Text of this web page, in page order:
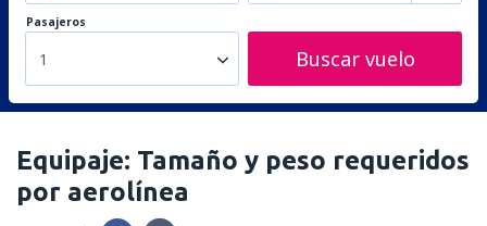
Pasajeros
1 Buscar vuelo
Equipaje: Tamaño y peso requeridos
por aerolínea